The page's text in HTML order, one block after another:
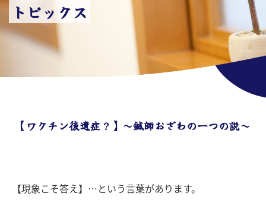
トピックス
【ワクチン後遺症？】～鍼師おざわの一つの説～
【現象こそ答え】…という言葉があります。